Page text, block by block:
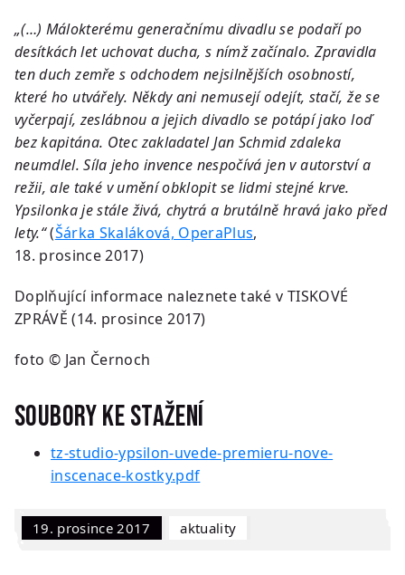
„(…) Málokterému generačnímu divadlu se podaří po
desítkách let uchovat ducha, s nímž začínalo. Zpravidla
ten duch zemře s odchodem nejsilnějších osobností,
které ho utvářely. Někdy ani nemusejí odejít, stačí, že se
vyčerpají, zeslábnou a jejich divadlo se potápí jako loď
bez kapitána. Otec zakladatel Jan Schmid zdaleka
neumdlel. Síla jeho invence nespočívá jen v autorství a
režii, ale také v umění obklopit se lidmi stejné krve.
Ypsilonka je stále živá, chytrá a brutálně hravá jako před
lety.“(Šárka Skaláková, OperaPlus,
18. prosince 2017)
Doplňující informace naleznete také v TISKOVÉ
ZPRÁVĚ (14. prosince 2017)
foto © Jan Černoch
Soubory ke stažení
tz-studio-ypsilon-uvede-premieru-nove-
inscenace-kostky.pdf
19. prosince 2017 Aktuality